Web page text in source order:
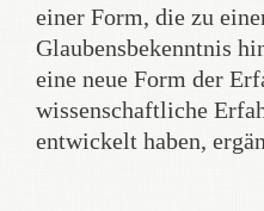
einer Form, die zu
Glaubensbekenntnis
eine neue Form der
wissenschaftliche
entwickelt haben,